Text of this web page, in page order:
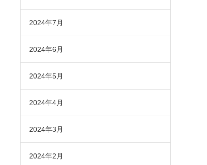
2024年7月
2024年6月
2024年5月
2024年4月
2024年3月
2024年2月